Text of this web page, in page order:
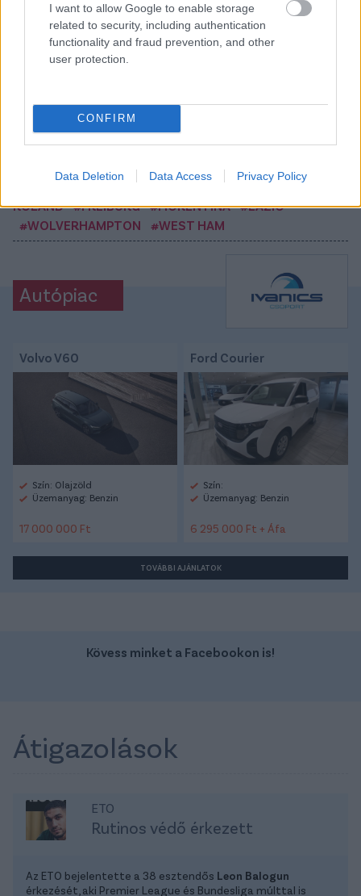
I want to allow Google to enable storage
related to security, including authentication
functionality and fraud prevention, and other
user protection.
CONFIRM
Data Deletion Data Access Privacy Policy
Itt állíthatod be, hogy a Csakfoci az elsők
között legyen a Google-találatokban
#MAGYAR FOCI
#LÉGIÓSOK
#MAGYAR VÁLOGATOTT
#SALLAI
ROLAND
#FREIBURG #FIORENTINA
#LAZIO
#WOLVERHAMPTON
#WEST HAM
Autópiac
Volvo V60
Szín: Olajzöld
Üzemanyag: Benzin
17 000 000 Ft
Ford Courier
Szín:
Üzemanyag: Benzin
6 295 000 Ft + Áfa
TOVÁBBI AJÁNLATOK
Kövess minket a Facebookon is!
Átigazolások
ETO
Rutinos védő érkezett
Az ETO bejelentette a 38 esztendős Leon Balogun
érkezését, aki Premier League és Bundesliga múlttal is